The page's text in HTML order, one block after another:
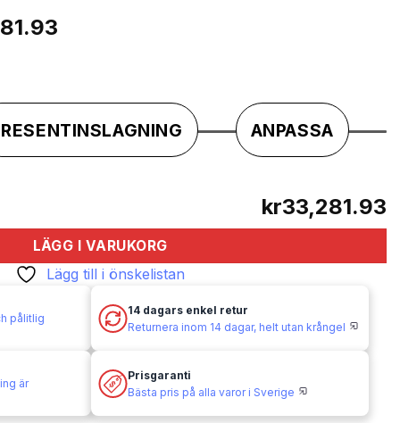
kr33,281.93.
ANPASSA
kr33,281.93
LÄGG I VARUKORG
Lägg till i önskelistan
pålitlig
14 dagars enkel retur
Returnera inom 14 dagar, helt utan krångel
är
Prisgaranti
Bästa pris på alla varor i Sverige